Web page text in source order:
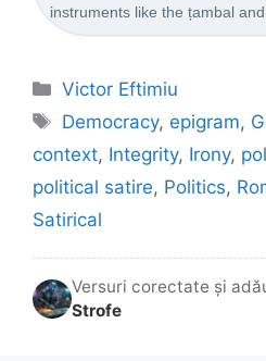
instruments like the țambal
Categorii
Victor Eftimiu
Etichete
Democracy, epigram,
context, Integrity, Irony,
political satire, Politics,
Satirical
Versuri corectate și
Strofe